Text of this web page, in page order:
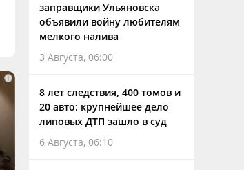
i
заправщики Ульяновска
объявили войну любителям
мелкого налива
3 Августа, 06:00
8 лет следствия, 400 томов и
20 авто: крупнейшее дело
липовых ДТП зашло в суд
6 Августа, 06:10